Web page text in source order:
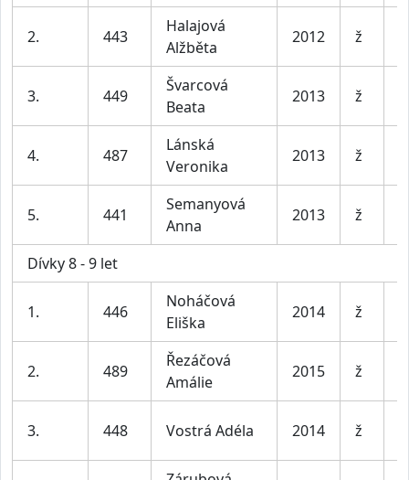
2. 443
Halajová
Alžběta
2012 ž
3. 449
Švarcová
Beata
2013 ž
4. 487
Lánská
Veronika
2013 ž
5. 441
Semanyová
Anna
2013 ž
Dívky 8 - 9 let
1. 446
Noháčová
Eliška
2014 ž
2. 489
Řezáčová
Amálie
2015 ž
3. 448 Vostrá Adéla 2014 ž